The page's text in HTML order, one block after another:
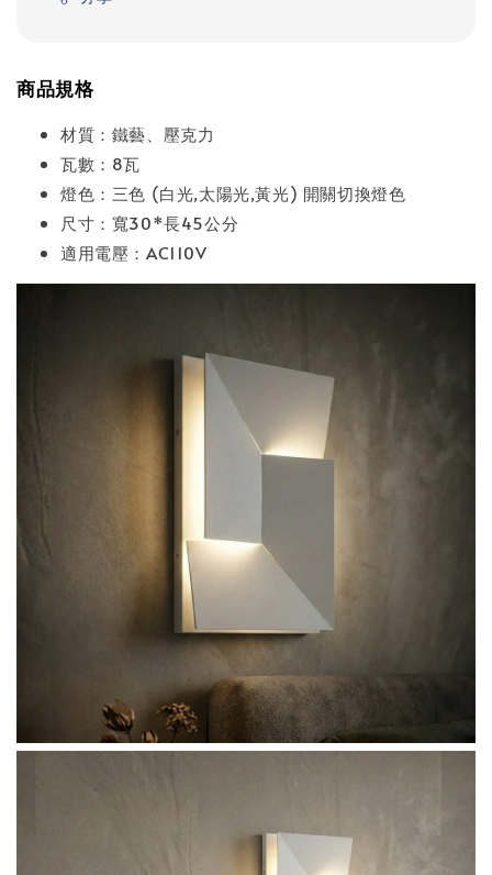
商品規格
材質：鐵藝、壓克力
瓦數：8瓦
燈色：三色 (白光,太陽光,黃光) 開關切換燈色
尺寸：寬30*長45公分
適用電壓：AC110V